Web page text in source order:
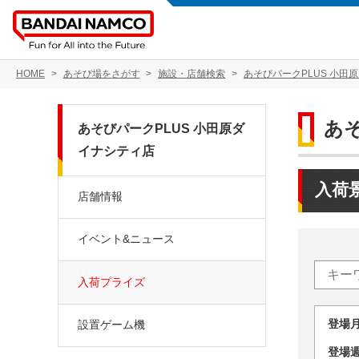
HOME あそび場をさがす 施設・店舗検索 あそびパークPLUS 小田
あ
入荷
登
登
あそびパークPLUS 小田原ダ
イナシティ店
店舗情報
イベント&ニュース
入荷プライズ
設置ゲーム機